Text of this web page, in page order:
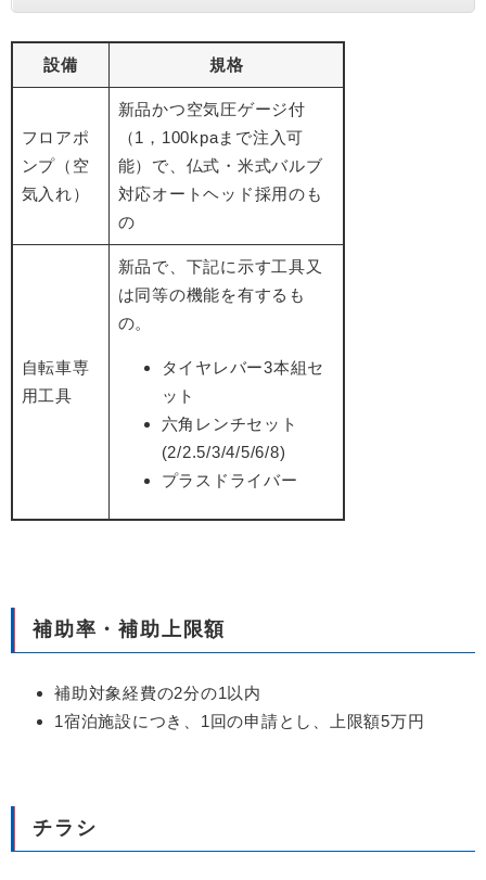
設備 規格
フロアポ
ンプ（空
気入れ）
新品かつ空気圧ゲージ付
（1，100kpaまで注入可
能）で、仏式・米式バルブ
対応オートヘッド採用のも
の
自転車専
用工具
新品で、下記に示す工具又
は同等の機能を有するも
の。
タイヤレバー3本組セ
ット
六角レンチセット
(2/2.5/3/4/5/6/8)
プラスドライバー
補助率・補助上限額
補助対象経費の2分の1以内
1宿泊施設につき、1回の申請とし、上限額5万円
チラシ